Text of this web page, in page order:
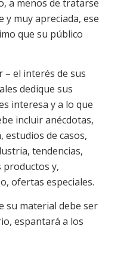
a menos de tratarse
y muy apreciada, ese
que su público
– el interés de sus
dedique sus
interesa y a lo que
incluir anécdotas,
de casos,
tendencias,
y,
ofertas especiales.
su material debe ser
espantará a los